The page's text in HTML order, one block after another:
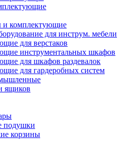
и комплектующие
для инструм. мебели
для верстаков
инструментальных шкафов
для шкафов раздевалок
для гардеробных систем
ящиков
подушки
корзины